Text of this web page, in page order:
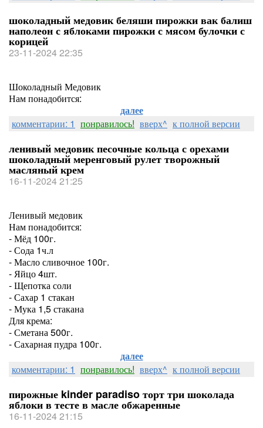
шоколадный медовик беляши пирожки вак балиш
наполеон с яблоками пирожки с мясом булочки с
корицей
23-11-2024 22:35
Шоколадный Медовик
Нам понадобится:
далее
комментарии: 1 понравилось! вверх^ к полной версии
ленивый медовик песочные кольца с орехами
шоколадный меренговый рулет творожный
масляный крем
16-11-2024 21:25
Ленивый медовик
Нам понадобится:
- Мёд 100г.
- Сода 1ч.л
- Масло сливочное 100г.
- Яйцо 4шт.
- Щепотка соли
- Сахар 1 стакан
- Мука 1,5 стакана
Для крема:
- Сметана 500г.
- Сахарная пудра 100г.
далее
комментарии: 1 понравилось! вверх^ к полной версии
пирожные kinder paradiso торт три шоколада
яблоки в тесте в масле обжаренные
16-11-2024 21:15